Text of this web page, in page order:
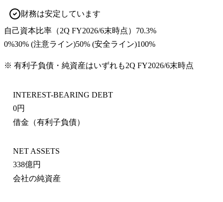
財務は安定しています
自己資本比率 （2Q FY2026/6末時点） 70.3%
0%30% (注意ライン)50% (安全ライン)100%
※ 有利子負債・純資産はいずれも2Q FY2026/6末時点
INTEREST-BEARING DEBT
0円
借金（有利子負債）
NET ASSETS
338億円
会社の純資産